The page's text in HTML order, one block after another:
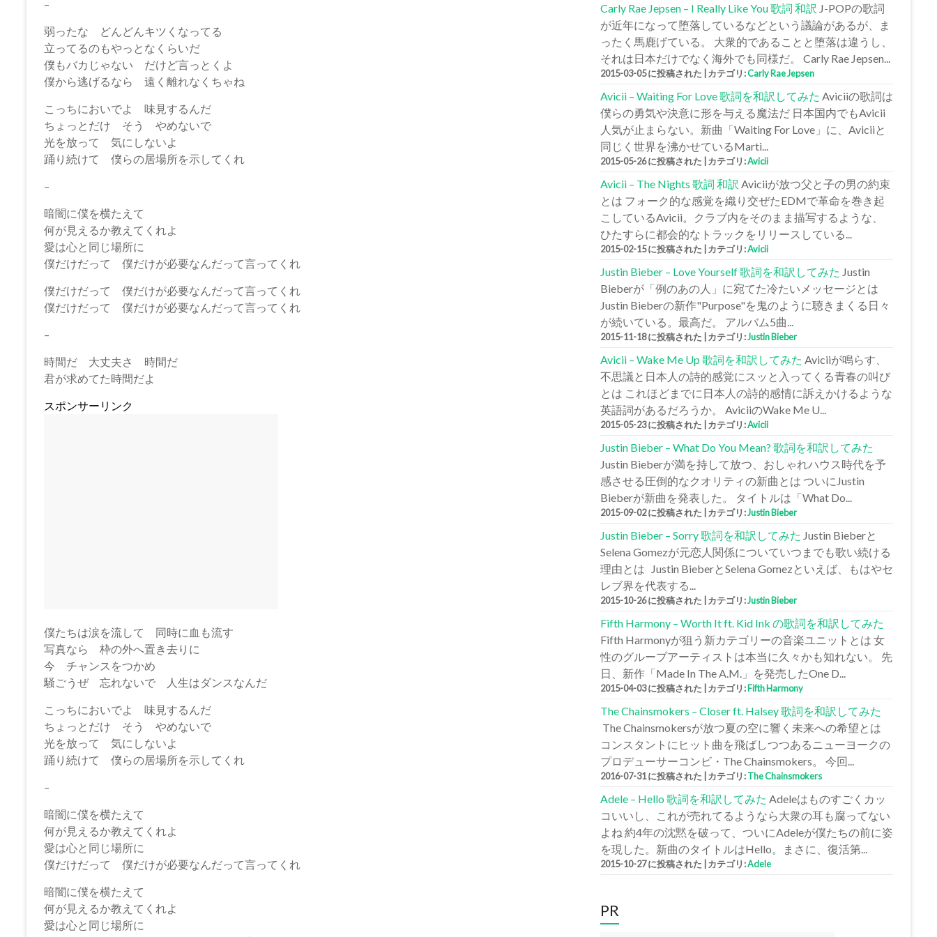
–
弱ったな どんどんキツくなってる
立ってるのもやっとなくらいだ
僕もバカじゃない だけど言っとくよ
僕から逃げるなら 遠く離れなくちゃね
こっちにおいでよ 味見するんだ
ちょっとだけ そう やめないで
光を放って 気にしないよ
踊り続けて 僕らの居場所を示してくれ
–
暗闇に僕を横たえて
何が見えるか教えてくれよ
愛は心と同じ場所に
僕だけだって 僕だけが必要なんだって言ってくれ
僕だけだって 僕だけが必要なんだって言ってくれ
僕だけだって 僕だけが必要なんだって言ってくれ
–
時間だ 大丈夫さ 時間だ
君が求めてた時間だよ
スポンサーリンク
僕たちは涙を流して 同時に血も流す
写真なら 枠の外へ置き去りに
今 チャンスをつかめ
騒ごうぜ 忘れないで 人生はダンスなんだ
こっちにおいでよ 味見するんだ
ちょっとだけ そう やめないで
光を放って 気にしないよ
踊り続けて 僕らの居場所を示してくれ
–
暗闇に僕を横たえて
何が見えるか教えてくれよ
愛は心と同じ場所に
僕だけだって 僕だけが必要なんだって言ってくれ
暗闇に僕を横たえて
何が見えるか教えてくれよ
愛は心と同じ場所に
Carly Rae Jepsen – I Really Like You 歌詞 和訳 J-POPの歌詞
が近年になって堕落しているなどという議論があるが、ま
ったく馬鹿げている。 大衆的であることと堕落は違うし、
それは日本だけでなく海外でも同様だ。 Carly Rae Jepsen...
2015-03-05 に投稿された カテゴリ:Carly Rae Jepsen
Avicii – Waiting For Love 歌詞を和訳してみた Aviciiの歌詞は
僕らの勇気や決意に形を与える魔法だ 日本国内でもAvicii
人気が止まらない。新曲「Waiting For Love」に、Aviciiと
同じく世界を沸かせているMarti...
2015-05-26 に投稿された カテゴリ:Avicii
Avicii – The Nights 歌詞 和訳 Aviciiが放つ父と子の男の約束
とは フォーク的な感覚を織り交ぜたEDMで革命を巻き起
こしているAvicii。クラブ内をそのまま描写するような、
ひたすらに都会的なトラックをリリースしている...
2015-02-15 に投稿された カテゴリ:Avicii
Justin Bieber – Love Yourself 歌詞を和訳してみた Justin
Bieberが「例のあの人」に宛てた冷たいメッセージとは
Justin Bieberの新作"Purpose"を鬼のように聴きまくる日々
が続いている。最高だ。 アルバム5曲...
2015-11-18 に投稿された カテゴリ:Justin Bieber
Avicii – Wake Me Up 歌詞を和訳してみた Aviciiが鳴らす、
不思議と日本人の詩的感覚にスッと入ってくる青春の叫び
とは これほどまでに日本人の詩的感情に訴えかけるような
英語詞があるだろうか。 AviciiのWake Me U...
2015-05-23 に投稿された カテゴリ:Avicii
Justin Bieber – What Do You Mean? 歌詞を和訳してみた
Justin Bieberが満を持して放つ、おしゃれハウス時代を予
感させる圧倒的なクオリティの新曲とは ついにJustin
Bieberが新曲を発表した。 タイトルは「What Do...
2015-09-02 に投稿された カテゴリ:Justin Bieber
Justin Bieber – Sorry 歌詞を和訳してみた Justin Bieberと
Selena Gomezが元恋人関係についていつまでも歌い続ける
理由とは Justin BieberとSelena Gomezといえば、もはやセ
レブ界を代表する...
2015-10-26 に投稿された カテゴリ:Justin Bieber
Fifth Harmony – Worth It ft. Kid Ink の歌詞を和訳してみた
Fifth Harmonyが狙う新カテゴリーの音楽ユニットとは 女
性のグループアーティストは本当に久々かも知れない。 先
日、新作「Made In The A.M.」を発売したOne D...
2015-04-03 に投稿された カテゴリ:Fifth Harmony
The Chainsmokers – Closer ft. Halsey 歌詞を和訳してみた
The Chainsmokersが放つ夏の空に響く未来への希望とは
コンスタントにヒット曲を飛ばしつつあるニューヨークの
プロデューサーコンビ・The Chainsmokers。 今回...
2016-07-31 に投稿された カテゴリ:The Chainsmokers
Adele – Hello 歌詞を和訳してみた Adeleはものすごくカッ
コいいし、これが売れてるようなら大衆の耳も腐ってない
よね 約4年の沈黙を破って、ついにAdeleが僕たちの前に姿
を現した。新曲のタイトルはHello。まさに、復活第...
2015-10-27 に投稿された カテゴリ:Adele
PR